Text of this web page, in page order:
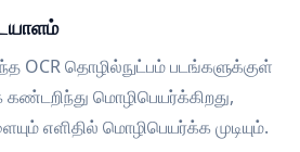
OCR தொழில்நுட்பம் படங்களுக்குள்
மொழிபெயர்க்கிறது,
எளிதில் மொழிபெயர்க்க முடியும்.